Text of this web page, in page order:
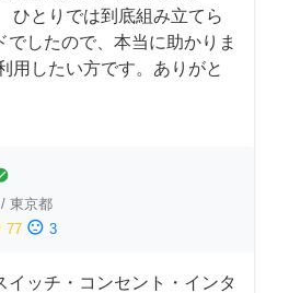
ひとりでは到底組み立てら
でしたので、本当に助かりま
用したい方です。ありがと
/ 東京都
77 sentiment_dissatisfied 3
イッチ・コンセント・インタ